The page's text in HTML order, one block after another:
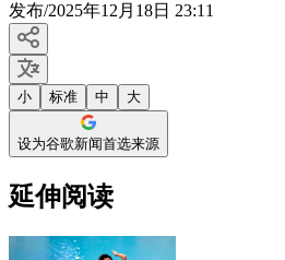
发布/2025年12月18日 23:11
小 标准 中 大
设为谷歌新闻首选来源
延伸阅读